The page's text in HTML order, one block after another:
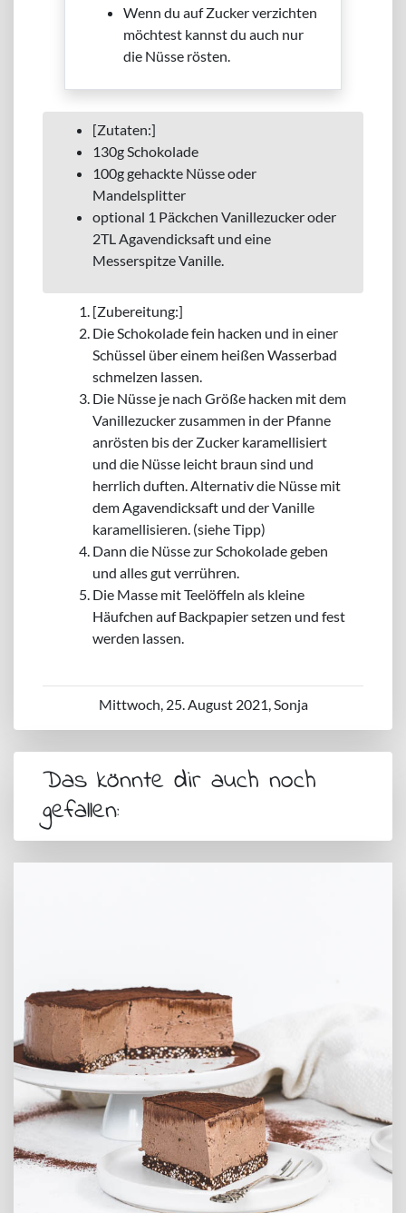
Wenn du auf Zucker verzichten
möchtest kannst du auch nur
die Nüsse rösten.
[Zutaten:]
130g Schokolade
100g gehackte Nüsse oder
Mandelsplitter
optional 1 Päckchen Vanillezucker oder
2TL Agavendicksaft und eine
Messerspitze Vanille.
[Zubereitung:]
Die Schokolade fein hacken und in einer
Schüssel über einem heißen Wasserbad
schmelzen lassen.
Die Nüsse je nach Größe hacken mit dem
Vanillezucker zusammen in der Pfanne
anrösten bis der Zucker karamellisiert
und die Nüsse leicht braun sind und
herrlich duften. Alternativ die Nüsse mit
dem Agavendicksaft und der Vanille
karamellisieren. (siehe Tipp)
Dann die Nüsse zur Schokolade geben
und alles gut verrühren.
Die Masse mit Teelöffeln als kleine
Häufchen auf Backpapier setzen und fest
werden lassen.
Mittwoch, 25. August 2021, Sonja
Das könnte dir auch noch
gefallen: